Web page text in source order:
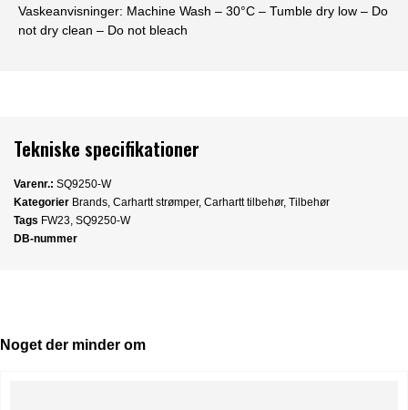
Vaskeanvisninger: Machine Wash – 30°C – Tumble dry low – Do
not dry clean – Do not bleach
Tekniske specifikationer
Varenr.: SQ9250-W
Kategorier Brands, Carhartt strømper, Carhartt tilbehør, Tilbehør
Tags FW23, SQ9250-W
DB-nummer
Noget der minder om